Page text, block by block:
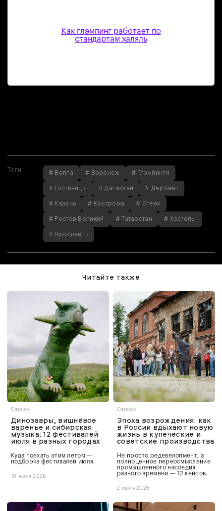
Как глэмпинг работает по
стандартам халяль
Теги: # Волга # Воронеж
# Глэмпинги
# Гостиницы
# Дагестан
# Дербент
# Казань
# Кострома
# Отели
# Ростов Великий
# Татарстан
# Хостелы
# Ярославль
Читайте также
Список
Динозавры, вишнёвое
варенье и сибирская
музыка: 12 фестивалей
июля в разных городах
Куда поехать этим летом —
подборка фестивалей июля.
10 июня 2026
Список
Эпоха возрождения: как
в России вдыхают новую
жизнь в купеческие и
советские производства
Не просто редевелопмент, а
полноценное переосмысление
промышленного наследия
разного времени — 12 кейсов.
2 июня 2026